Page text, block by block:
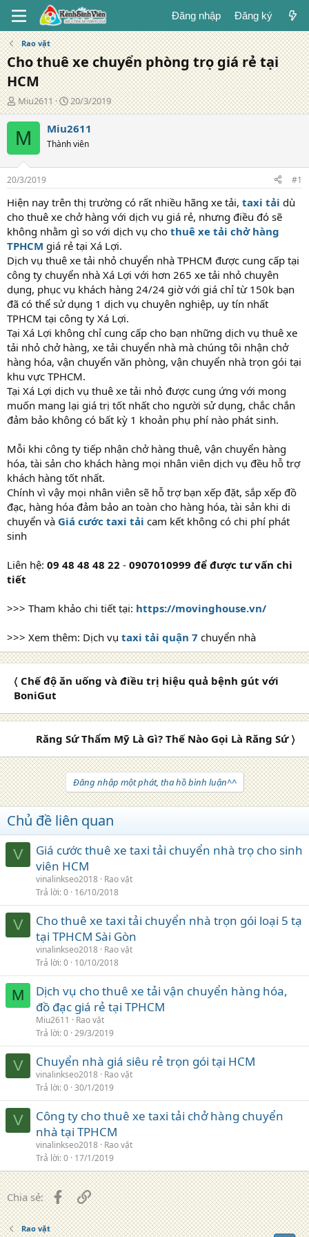
Đăng nhập Đăng ký
Rao vặt
Cho thuê xe chuyển phòng trọ giá rẻ tại
HCM
T
á
c
g
ả
Miu2611
N
g
à
đ
g
20/3/2019
M Miu2611
Thành viên
20/3/2019 #1
Hiện nay trên thị trường có rất nhiều hãng xe tải, taxi tải dù
cho thuê xe chở hàng với dịch vụ giá rẻ, nhưng điều đó sẽ
không nhằm gì so với dịch vụ cho thuê xe tải chở hàng
TPHCM giá rẻ tại Xá Lợi.
Dịch vụ thuê xe tải nhỏ chuyển nhà TPHCM được cung cấp tại
công ty chuyển nhà Xá Lợi với hơn 265 xe tải nhỏ chuyên
dụng, phục vụ khách hàng 24/24 giờ với giá chỉ từ 150k bạn
đã có thể sử dụng 1 dịch vụ chuyên nghiệp, uy tín nhất
TPHCM tại công ty Xá Lợi.
Tại Xá Lợi không chỉ cung cấp cho bạn những dịch vụ thuê xe
tải nhỏ chở hàng, xe tải chuyển nhà mà chúng tôi nhận chở
hàng hóa, vận chuyển văn phòng, vận chuyển nhà trọn gói tại
khu vực TPHCM.
Tại Xá Lợi dịch vụ thuê xe tải nhỏ được cung ứng với mong
muốn mang lại giá trị tốt nhất cho người sử dụng, chắc chắn
đảm bảo không có bất kỳ 1 khoản phụ phí nào phát sinh.
Mỗi khi công ty tiếp nhận chở hàng thuê, vận chuyển hàng
hóa, tài sản cho khách hàng mọi nhân viên dịch vụ đều hỗ trợ
khách hàng tốt nhất.
Chính vì vậy mọi nhân viên sẽ hỗ trợ bạn xếp đặt, sắp xếp đồ
đạc, hàng hóa đảm bảo an toàn cho hàng hóa, tài sản khi di
chuyển và Giá cước taxi tải cam kết không có chi phí phát
sinh
Liên hệ: 09 48 48 48 22 - 0907010999 để được tư vấn chi
tiết
>>> Tham khảo chi tiết tại: https://movinghouse.vn/
>>> Xem thêm: Dịch vụ taxi tải quận 7 chuyển nhà
〈 Chế độ ăn uống và điều trị hiệu quả bệnh gút với
BoniGut
Răng Sứ Thẩm Mỹ Là Gì? Thế Nào Gọi Là Răng Sứ 〉
Đăng nhập một phát, tha hồ bình luận^^
Chủ đề liên quan
V
Giá cước thuê xe taxi tải chuyển nhà trọ cho sinh
viên HCM
vinalinkseo2018 Rao vặt
Trả lời 0 16/10/2018
V
Cho thuê xe taxi tải chuyển nhà trọn gói loại 5 tạ
tại TPHCM Sài Gòn
vinalinkseo2018 Rao vặt
Trả lời 0 10/10/2018
M
Dịch vụ cho thuê xe tải vận chuyển hàng hóa,
đồ đạc giá rẻ tại TPHCM
Miu2611
Rao vặt
Trả lời 0 29/3/2019
V Chuyển nhà giá siêu rẻ trọn gói tại HCM
vinalinkseo2018 Rao vặt
Trả lời 0 30/1/2019
V
Công ty cho thuê xe taxi tải chở hàng chuyển
nhà tại TPHCM
vinalinkseo2018 Rao vặt
Trả lời 0 17/1/2019
Chia sẻ: FacebookLiên kết
Rao vặt